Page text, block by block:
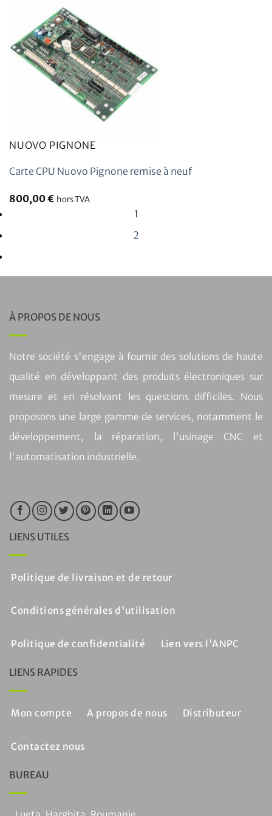
NUOVO PIGNONE
Carte CPU Nuovo Pignone remise à neuf
800,00€ hors TVA
1
2
À PROPOS DE NOUS
Notre société s'engage à fournir des solutions de haute
qualité en développant des produits électroniques sur
mesure et en résolvant les questions difficiles. Nous
proposons une large gamme de services, notamment le
développement, la réparation, l'usinage CNC et
l'automatisation industrielle.
LIENS UTILES
Politique de livraison et de retour
Conditions générales d'utilisation
Politique de confidentialité Lien vers l'ANPC
LIENS RAPIDES
Mon compte A propos de nous Distributeur
Contactez nous
BUREAU